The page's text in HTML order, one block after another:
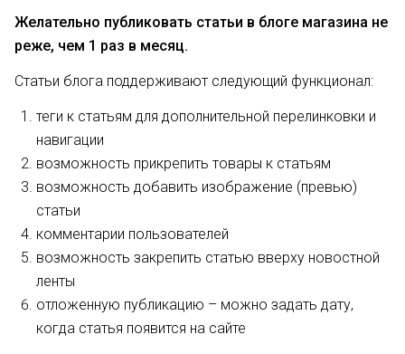
Желательно публиковать статьи в блоге магазина не
реже, чем 1 раз в месяц.
Статьи блога поддерживают следующий функционал:
теги к статьям для дополнительной перелинковки и
навигации
возможность прикрепить товары к статьям
возможность добавить изображение (превью)
статьи
комментарии пользователей
возможность закрепить статью вверху новостной
ленты
отложенную публикацию – можно задать дату,
когда статья появится на сайте